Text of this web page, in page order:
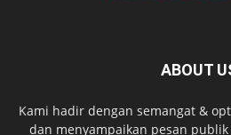
ABOUT
Kami hadir dengan semangat &
dan menyampaikan pesan